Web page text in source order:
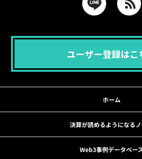
ユーザー登録はこ
ホーム
決算が読めるようになる
Web3事例データベー